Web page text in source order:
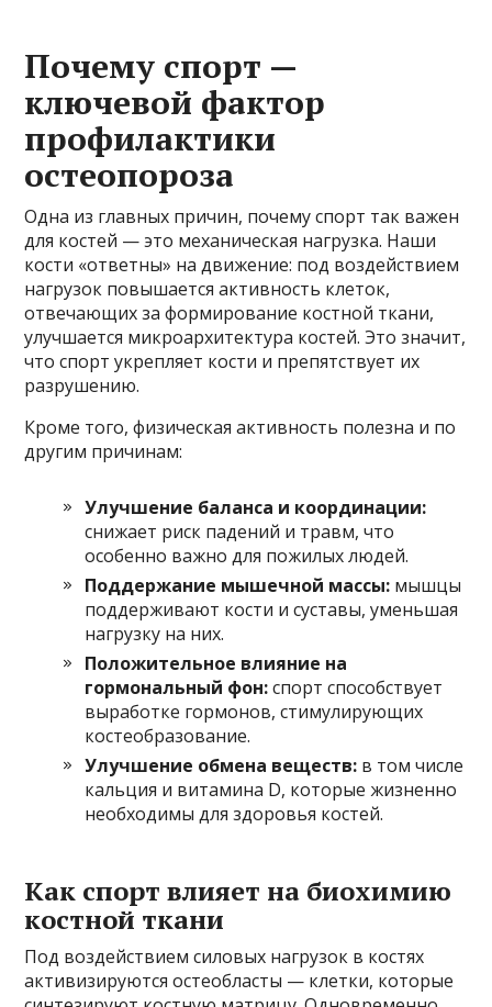
Почему спорт —
ключевой фактор
профилактики
остеопороза
Одна из главных причин, почему спорт так важен
для костей — это механическая нагрузка. Наши
кости «ответны» на движение: под воздействием
нагрузок повышается активность клеток,
отвечающих за формирование костной ткани,
улучшается микроархитектура костей. Это значит,
что спорт укрепляет кости и препятствует их
разрушению.
Кроме того, физическая активность полезна и по
другим причинам:
Улучшение баланса и координации:
снижает риск падений и травм, что
особенно важно для пожилых людей.
Поддержание мышечной массы: мышцы
поддерживают кости и суставы, уменьшая
нагрузку на них.
Положительное влияние на
гормональный фон:спорт способствует
выработке гормонов, стимулирующих
костеобразование.
Улучшение обмена веществ: в том числе
кальция и витамина D, которые жизненно
необходимы для здоровья костей.
Как спорт влияет на биохимию
костной ткани
Под воздействием силовых нагрузок в костях
активизируются остеобласты — клетки, которые